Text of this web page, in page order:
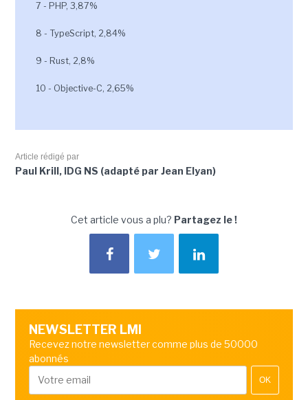
7 - PHP, 3,87%
8 - TypeScript, 2,84%
9 - Rust, 2,8%
10 - Objective-C, 2,65%
Article rédigé par
Paul Krill, IDG NS (adapté par Jean Elyan)
Cet article vous a plu? Partagez le !
NEWSLETTER LMI
Recevez notre newsletter comme plus de 50000
abonnés
OK